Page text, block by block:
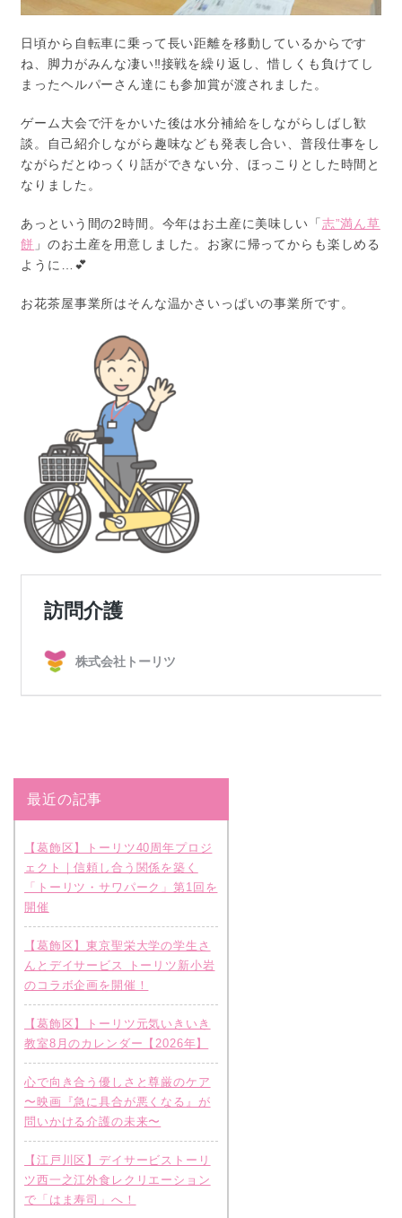
日頃から自転車に乗って長い距離を移動しているからです
ね、脚力がみんな凄い‼接戦を繰り返し、惜しくも負けてし
まったヘルパーさん達にも参加賞が渡されました。
ゲーム大会で汗をかいた後は水分補給をしながらしばし歓
談。自己紹介しながら趣味なども発表し合い、普段仕事をし
ながらだとゆっくり話ができない分、ほっこりとした時間と
なりました。
あっという間の2時間。今年はお土産に美味しい「志”満ん草
餅 」のお土産を用意しました。お家に帰ってからも楽しめる
ように…💕
お花茶屋事業所はそんな温かさいっぱいの事業所です。
最近の記事
【葛飾区】トーリツ40周年プロジ
ェクト｜信頼し合う関係を築く
「トーリツ・サワパーク」第1回を
開催
【葛飾区】東京聖栄大学の学生さ
んとデイサービス トーリツ新小岩
のコラボ企画を開催！
【葛飾区】トーリツ元気いきいき
教室8月のカレンダー【2026年】
心で向き合う優しさと尊厳のケア
〜映画『急に具合が悪くなる』が
問いかける介護の未来〜
【江戸川区】デイサービストーリ
ツ西一之江外食レクリエーション
で「はま寿司」へ！